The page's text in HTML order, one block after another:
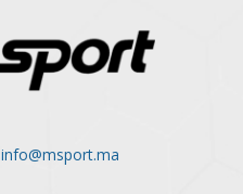
info@msport.ma